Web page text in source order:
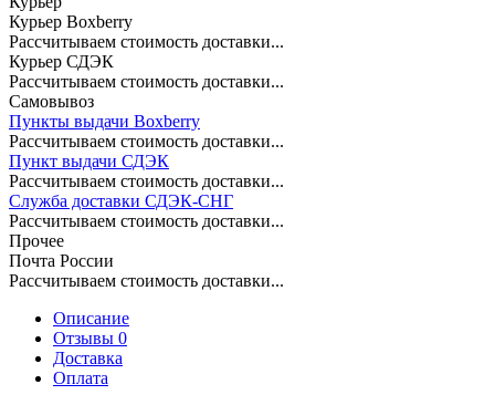
Курьер Boxberry
Рассчитываем стоимость доставки...
Курьер СДЭК
Рассчитываем стоимость доставки...
Самовывоз
Пункты выдачи Boxberry
Рассчитываем стоимость доставки...
Пункт выдачи СДЭК
Рассчитываем стоимость доставки...
Служба доставки СДЭК-СНГ
Рассчитываем стоимость доставки...
Прочее
Почта России
Рассчитываем стоимость доставки...
Описание
Отзывы 0
Доставка
Оплата